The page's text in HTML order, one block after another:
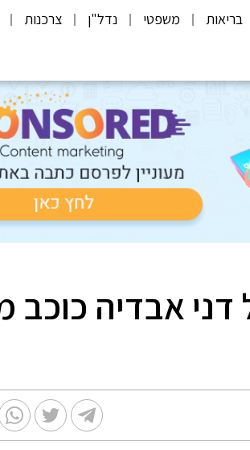
בריאות משפטי נדל"ן צרכנות
דני אבדיה כוכב